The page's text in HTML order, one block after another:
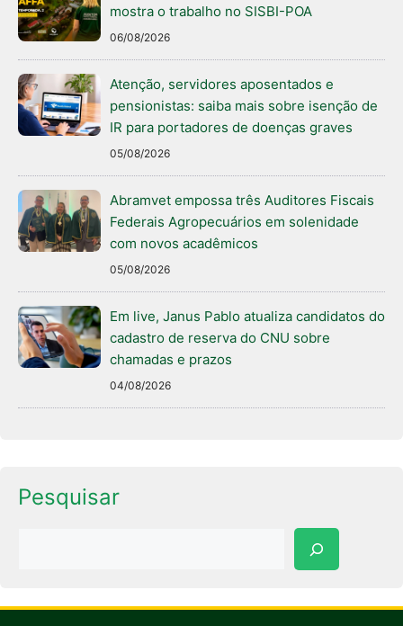
mostra o trabalho no SISBI-POA
06/08/2026
Atenção, servidores aposentados e
pensionistas: saiba mais sobre isenção de
IR para portadores de doenças graves
05/08/2026
Abramvet empossa três Auditores Fiscais
Federais Agropecuários em solenidade
com novos acadêmicos
05/08/2026
Em live, Janus Pablo atualiza candidatos do
cadastro de reserva do CNU sobre
chamadas e prazos
04/08/2026
Pesquisar